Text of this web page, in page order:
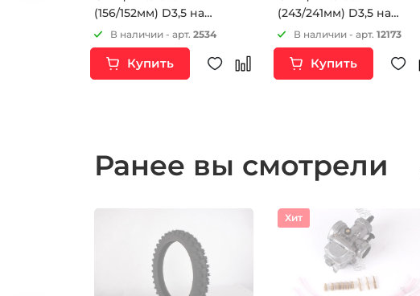
(156/152мм) D3,5 на
питбайк 6шт
В наличии - арт. 2534
Купить
(243/241мм) D3,5 на
мотоцикл 6шт
В наличии - арт. 12173
Купить
Ранее вы смотрели
Хит